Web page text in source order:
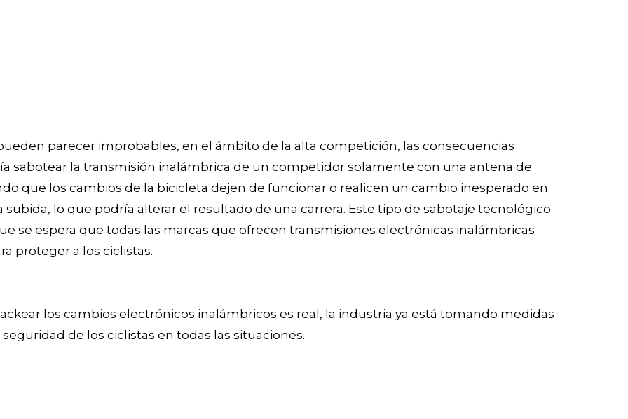
parecer improbables, en el ámbito de la alta competición, las consecuencias
sabotear la transmisión inalámbrica de un competidor solamente con una antena de
que los cambios de la bicicleta dejen de funcionar o realicen un cambio inesperado en
lo que podría alterar el resultado de una carrera. Este tipo de sabotaje tecnológico
se espera que todas las marcas que ofrecen transmisiones electrónicas inalámbricas
proteger a los ciclistas.
los cambios electrónicos inalámbricos es real, la industria ya está tomando medidas
de los ciclistas en todas las situaciones.